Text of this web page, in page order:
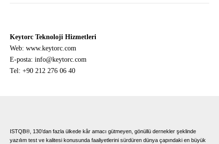
Keytorc Teknoloji Hizmetleri
Web: www.keytorc.com
E-posta: info@keytorc.com
Tel: +90 212 276 06 40
ISTQB®, 130’dan fazla ülkede kâr amacı gütmeyen, gönüllü dernekler şeklinde
yazılım test ve kalitesi konusunda faaliyetlerini sürdüren dünya çapındaki en büyük